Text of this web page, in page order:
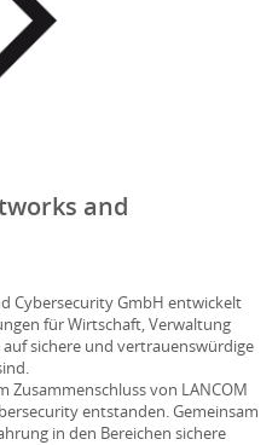
and
Cybersecurity GmbH entwickelt
für Wirtschaft, Verwaltung
sichere und vertrauenswürdige
Zusammenschluss von LANCOM
entstanden. Gemeinsam
in den Bereichen sichere